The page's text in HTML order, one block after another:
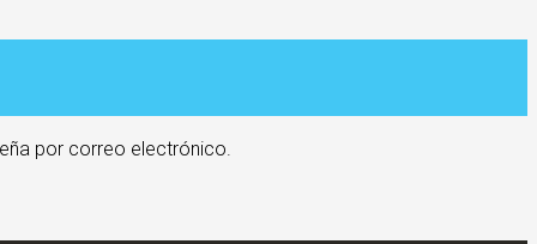
por correo electrónico.